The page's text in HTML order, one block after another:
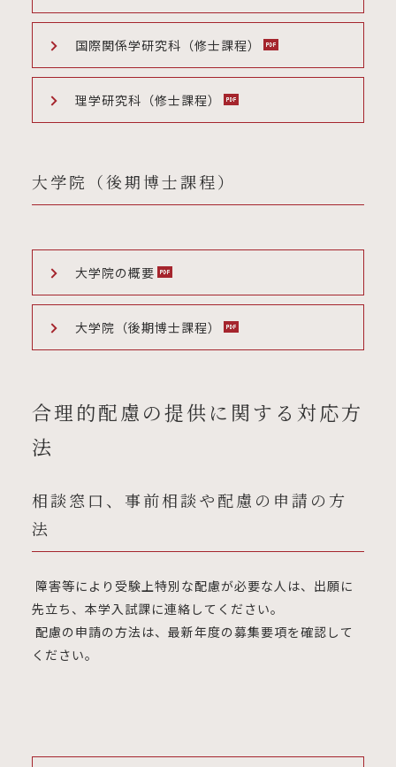
国際関係学研究科（修士課程）
理学研究科（修士課程）
大学院（後期博士課程）
大学院の概要
大学院（後期博士課程）
合理的配慮の提供に関する対応方
法
相談窓口、事前相談や配慮の申請の方
法
障害等により受験上特別な配慮が必要な人は、出願に
先立ち、本学入試課に連絡してください。
配慮の申請の方法は、最新年度の募集要項を確認して
ください。